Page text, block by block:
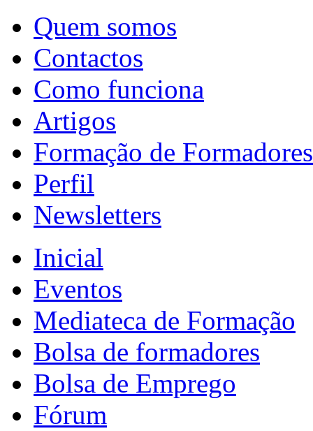
Quem somos
Contactos
Como funciona
Artigos
Formação de Formadores
Perfil
Newsletters
Inicial
Eventos
Mediateca de Formação
Bolsa de formadores
Bolsa de Emprego
Fórum